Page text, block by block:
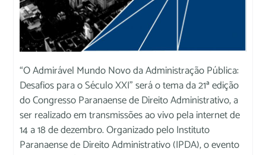
“O Admirável Mundo Novo da Administração Pública:
Desafios para o Século XXI” será o tema da 21ª edição
do Congresso Paranaense de Direito Administrativo, a
ser realizado em transmissões ao vivo pela internet de
14 a 18 de dezembro. Organizado pelo Instituto
Paranaense de Direito Administrativo (IPDA), o evento